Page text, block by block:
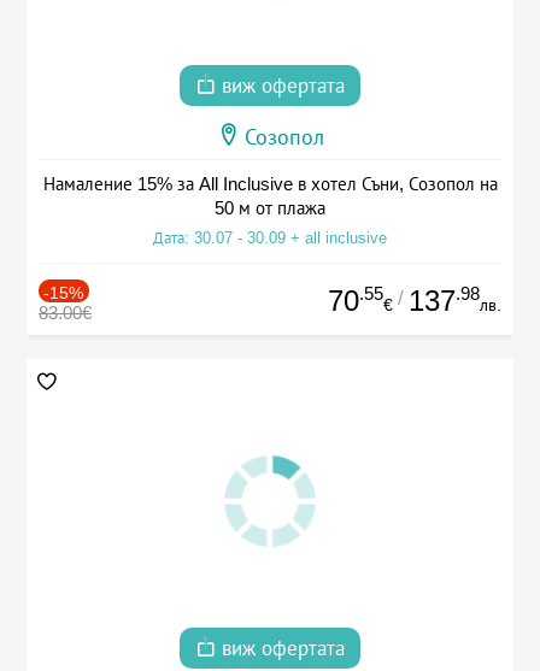
виж офертата
Созопол
Намаление 15% за All Inclusive в хотел Съни, Созопол на
50 м от плажа
Дата: 30.07 - 30.09 + all inclusive
-15%
83.00€ 70.55
€ / 137.98
лв.
виж офертата